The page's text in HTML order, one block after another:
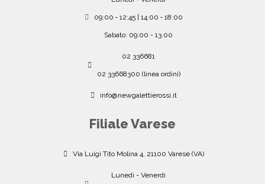
09:00 ‐ 12:45 | 14:00 ‐ 18:00
Sabato: 09:00 - 13.00
02 336681
02 33668300 (linea ordini)
info@newgalettierossi.it
Filiale Varese
Via Luigi Tito Molina 4, 21100 Varese (VA)
Lunedì - Venerdì